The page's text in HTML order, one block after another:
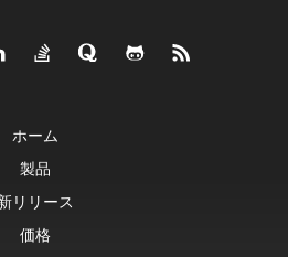
ホーム
製品
リリース
価格